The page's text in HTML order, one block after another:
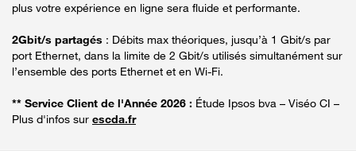
plus votre expérience en ligne sera fluide et performante.
2Gbit/s partagés : Débits max théoriques, jusqu’à 1 Gbit/s par
port Ethernet, dans la limite de 2 Gbit/s utilisés simultanément sur
l’ensemble des ports Ethernet et en Wi-Fi.
** Service Client de l'Année 2026 : Étude Ipsos bva – Viséo CI –
Plus d'infos sur escda.fr